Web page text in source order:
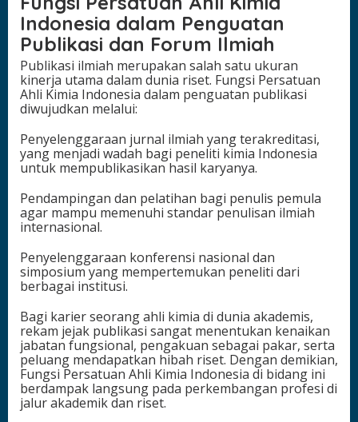
Indonesia dalam Penguatan
Publikasi dan Forum Ilmiah
Publikasi ilmiah merupakan salah satu ukuran
kinerja utama dalam dunia riset. Fungsi Persatuan
Ahli Kimia Indonesia dalam penguatan publikasi
diwujudkan melalui:
Penyelenggaraan jurnal ilmiah yang terakreditasi,
yang menjadi wadah bagi peneliti kimia Indonesia
untuk mempublikasikan hasil karyanya.
Pendampingan dan pelatihan bagi penulis pemula
agar mampu memenuhi standar penulisan ilmiah
internasional.
Penyelenggaraan konferensi nasional dan
simposium yang mempertemukan peneliti dari
berbagai institusi.
Bagi karier seorang ahli kimia di dunia akademis,
rekam jejak publikasi sangat menentukan kenaikan
jabatan fungsional, pengakuan sebagai pakar, serta
peluang mendapatkan hibah riset. Dengan demikian,
Fungsi Persatuan Ahli Kimia Indonesia di bidang ini
berdampak langsung pada perkembangan profesi di
jalur akademik dan riset.